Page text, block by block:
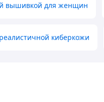
вышивкой для женщин
киберкожи